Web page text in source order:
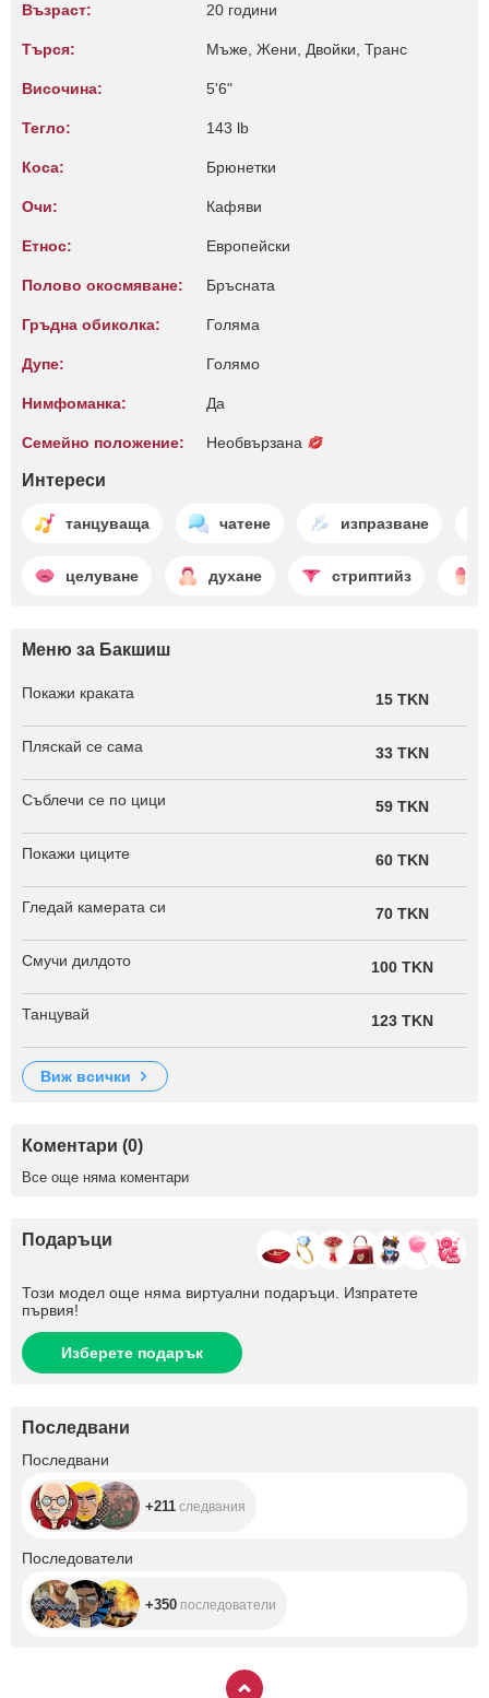
Възраст: 20 години
Търся: Мъже, Жени, Двойки, Транс
Височина: 5'6"
Тегло: 143 lb
Коса: Брюнетки
Очи: Кафяви
Етнос: Европейски
Полово окосмяване: Бръсната
Гръдна обиколка: Голяма
Дупе: Голямо
Нимфоманка: Да
Семейно положение: Необвързана
Интереси
танцуваща чатене изпразване
целуване духане стриптийз
Меню за Бакшиш
Покажи краката 15 TKN
Пляскай се сама 33 TKN
Съблечи се по цици 59 TKN
Покажи циците 60 TKN
Гледай камерата си 70 TKN
Смучи дилдото 100 TKN
Танцувай 123 TKN
виж всички
Коментари (0)
Все още няма коментари
Подаръци
Този модел още няма виртуални подаръци. Изпратете
първия!
Изберете подарък
Последвани
Последвани
+211 следвания
Последователи
+350 последователи